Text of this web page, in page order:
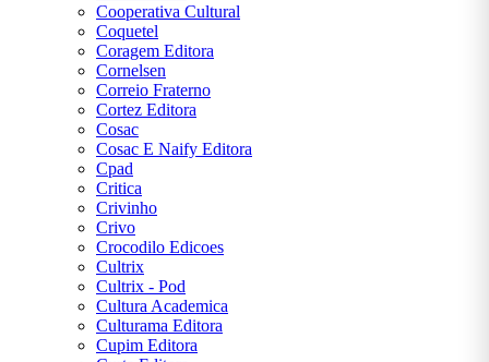
Cooperativa Cultural
Coquetel
Coragem Editora
Cornelsen
Correio Fraterno
Cortez Editora
Cosac
Cosac E Naify Editora
Cpad
Critica
Crivinho
Crivo
Crocodilo Edicoes
Cultrix
Cultrix - Pod
Cultura Academica
Culturama Editora
Cupim Editora